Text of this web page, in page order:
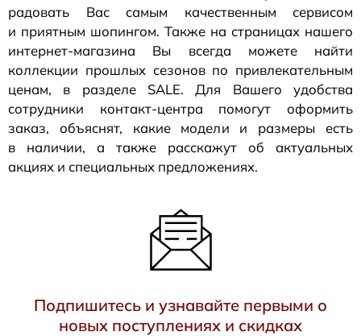
радовать Вас самым качественным сервисом
и приятным шопингом. Также на страницах нашего
интернет-магазина Вы всегда можете найти
коллекции прошлых сезонов по привлекательным
ценам, в разделе SALE. Для Вашего удобства
сотрудники контакт-центра помогут оформить
заказ, объяснят, какие модели и размеры есть
в наличии, а также расскажут об актуальных
акциях и специальных предложениях.
Подпишитесь и узнавайте первыми о
новых поступлениях и скидках